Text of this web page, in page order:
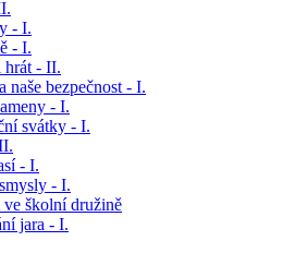
- I.
- I.
hrát - II.
naše bezpečnost - I.
- I.
svátky - I.
- I.
- I.
ve školní družině
jara - I.